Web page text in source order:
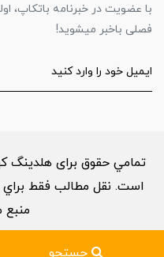
جستجو
با عضویت در خبرنامه باتکاپ،
فصلی باخبر میشوید!
تمامي حقوق برای هلدینگ
است. نقل مطالب فقط براي
ساخت